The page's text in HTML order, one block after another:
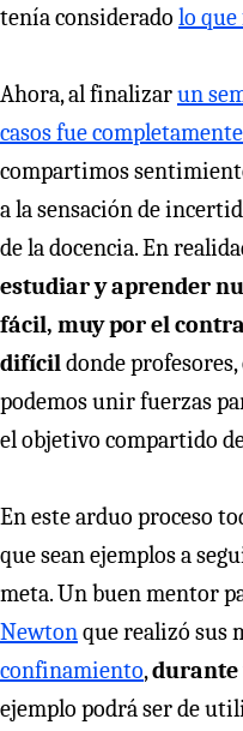
tenía considerado lo
Ahora, al finalizarun
casos fue
compartimos
a la sensación de
de la docencia. En
estudiar y aprender
fácil, muy por el
difícildonde
podemos unir fuerzas
el objetivo compartido
En este arduo proceso
que sean ejemplos a
meta. Un buen mentor
Newtonque realizó sus
confinamiento,durante
ejemplo podrá ser de